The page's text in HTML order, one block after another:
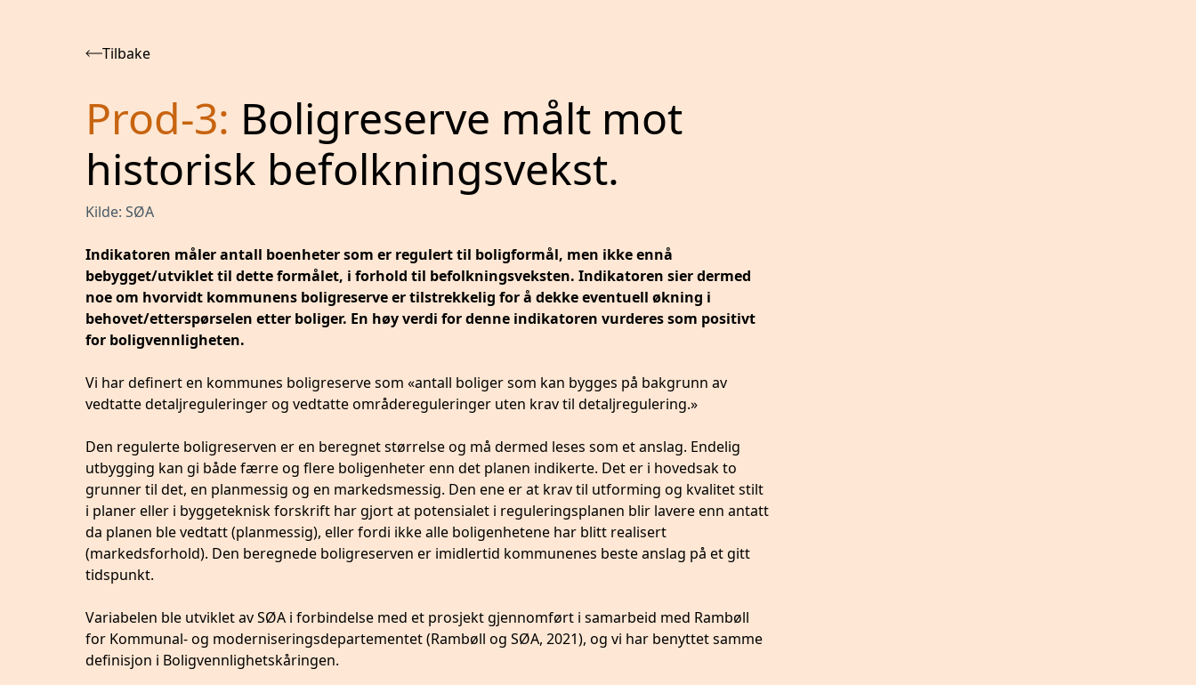
Tilbake
Prod-3: Boligreserve målt mot
historisk befolkningsvekst.
Kilde: SØA
Indikatoren måler antall boenheter som er regulert til boligformål, men ikke ennå
bebygget/utviklet til dette formålet, i forhold til befolkningsveksten. Indikatoren sier dermed
noe om hvorvidt kommunens boligreserve er tilstrekkelig for å dekke eventuell økning i
behovet/etterspørselen etter boliger. En høy verdi for denne indikatoren vurderes som positivt
for boligvennligheten.
Vi har definert en kommunes boligreserve som «antall boliger som kan bygges på bakgrunn av
vedtatte detaljreguleringer og vedtatte områdereguleringer uten krav til detaljregulering.»
Den regulerte boligreserven er en beregnet størrelse og må dermed leses som et anslag. Endelig
utbygging kan gi både færre og flere boligenheter enn det planen indikerte. Det er i hovedsak to
grunner til det, en planmessig og en markedsmessig. Den ene er at krav til utforming og kvalitet stilt
i planer eller i byggeteknisk forskrift har gjort at potensialet i reguleringsplanen blir lavere enn antatt
da planen ble vedtatt (planmessig), eller fordi ikke alle boligenhetene har blitt realisert
(markedsforhold). Den beregnede boligreserven er imidlertid kommunenes beste anslag på et gitt
tidspunkt.
Variabelen ble utviklet av SØA i forbindelse med et prosjekt gjennomført i samarbeid med Rambøll
for Kommunal- og moderniseringsdepartementet (Rambøll og SØA, 2021), og vi har benyttet samme
definisjon i Boligvennlighetskåringen.